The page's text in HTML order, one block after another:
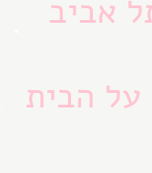
על הבית